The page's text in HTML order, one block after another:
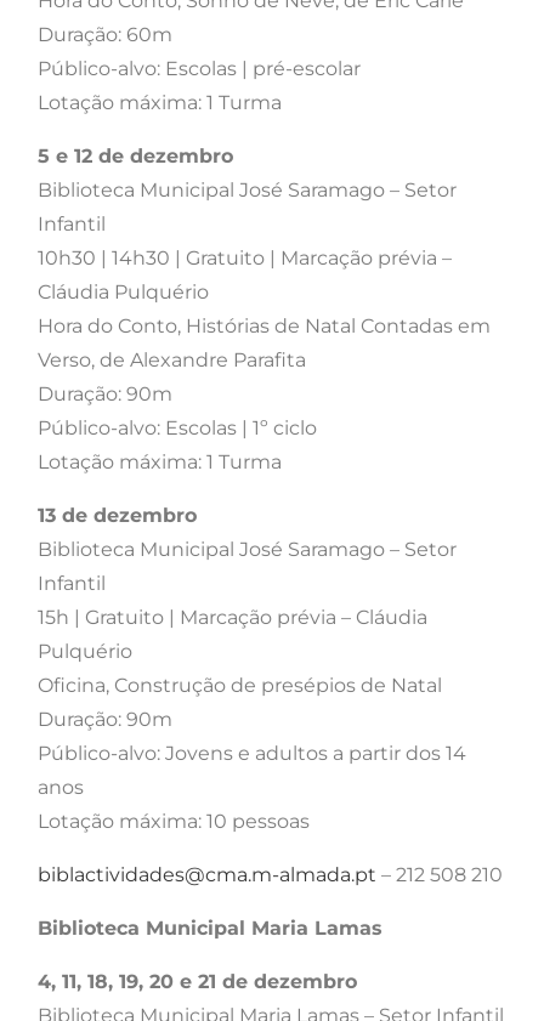
Duração: 60m
Público-alvo: Escolas | pré-escolar
Lotação máxima: 1 Turma
5 e 12 de dezembro
Biblioteca Municipal José Saramago – Setor
Infantil
10h30 | 14h30 | Gratuito | Marcação prévia –
Cláudia Pulquério
Hora do Conto, Histórias de Natal Contadas em
Verso, de Alexandre Parafita
Duração: 90m
Público-alvo: Escolas | 1º ciclo
Lotação máxima: 1 Turma
13 de dezembro
Biblioteca Municipal José Saramago – Setor
Infantil
15h | Gratuito | Marcação prévia – Cláudia
Pulquério
Oficina, Construção de presépios de Natal
Duração: 90m
Público-alvo: Jovens e adultos a partir dos 14
anos
Lotação máxima: 10 pessoas
biblactividades@cma.m-almada.pt – 212 508 210
Biblioteca Municipal Maria Lamas
4, 11, 18, 19, 20 e 21 de dezembro
Biblioteca Municipal Maria Lamas – Setor Infantil